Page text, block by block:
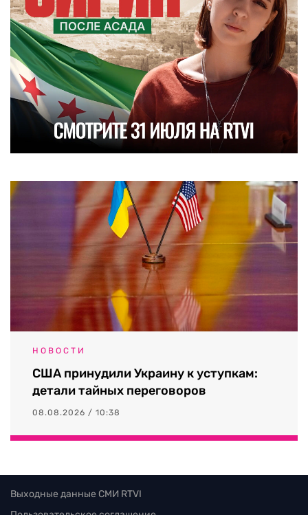
НОВОСТИ
США принудили Украину к уступкам:
детали тайных переговоров
08.08.2026 / 10:38
Выходные данные СМИ RTVI